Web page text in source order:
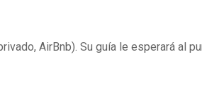
AirBnb). Su guía le esperará al